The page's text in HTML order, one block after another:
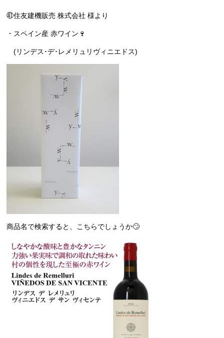
㊶住友建機販売 株式会社 様より
・スペイン産 赤ワイン🍷
(リンデス･デ･レメリュリヴィニエドス)
商品名で検索すると、こちらでしょうか🙄